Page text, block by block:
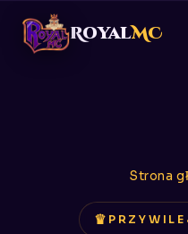
RoyalMC
Strona